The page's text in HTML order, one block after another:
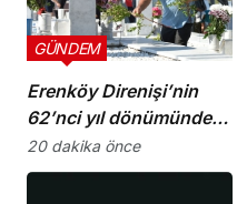
Erenköy Direnişi’nin
62’nci yıl dönümünde
şehitler törenle anıldı
GÜNDEM
20 dakika önce